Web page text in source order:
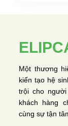
Một thương
kiến tạo hệ
trội cho
khách hàng
cùng sự tận